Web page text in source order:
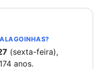
(sexta-feira),
anos.